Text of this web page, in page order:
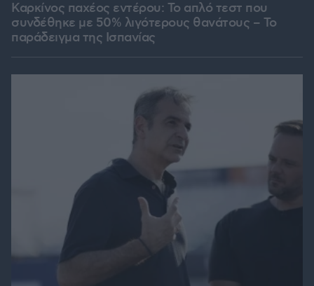
Καρκίνος παχέος εντέρου: Το απλό τεστ που
συνδέθηκε με 50% λιγότερους θανάτους – Το
παράδειγμα της Ισπανίας